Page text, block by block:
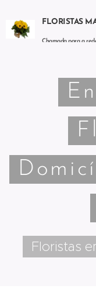
FLORISTAS
Chamada para a
Floristas